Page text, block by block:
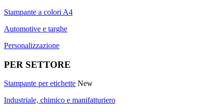
Stampante a colori A4
Automotive e targhe
Personalizzazione
PER SETTORE
Stampante per etichette New
Industriale, chimico e manifatturiero